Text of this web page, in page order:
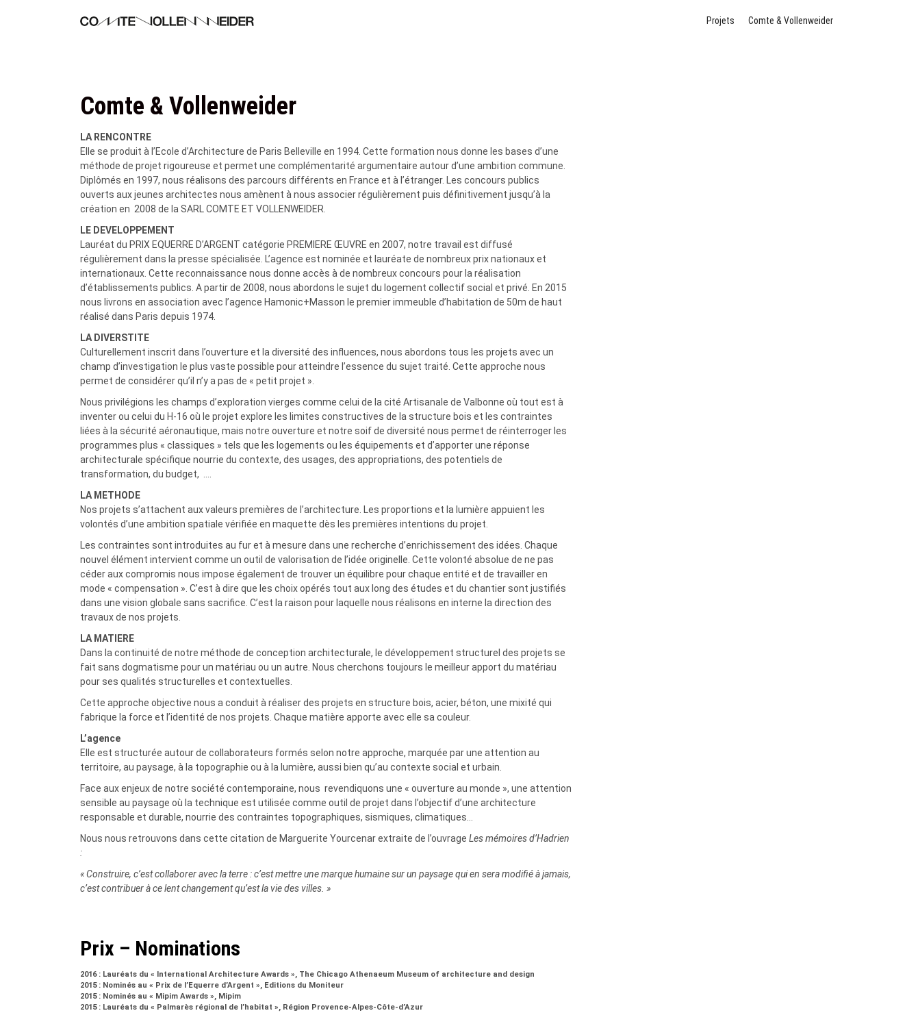
Projets Comte & Vollenweider
Comte & Vollenweider
LA RENCONTRE
Elle se produit à l’Ecole d’Architecture de Paris Belleville en 1994. Cette formation nous donne les bases d’une
méthode de projet rigoureuse et permet une complémentarité argumentaire autour d’une ambition commune.
Diplômés en 1997, nous réalisons des parcours différents en France et à l’étranger. Les concours publics
ouverts aux jeunes architectes nous amènent à nous associer régulièrement puis définitivement jusqu’à la
création en 2008 de la SARL COMTE ET VOLLENWEIDER.
LE DEVELOPPEMENT
Lauréat du PRIX EQUERRE D’ARGENT catégorie PREMIERE ŒUVRE en 2007, notre travail est diffusé
régulièrement dans la presse spécialisée. L’agence est nominée et lauréate de nombreux prix nationaux et
internationaux. Cette reconnaissance nous donne accès à de nombreux concours pour la réalisation
d’établissements publics. A partir de 2008, nous abordons le sujet du logement collectif social et privé. En 2015
nous livrons en association avec l’agence Hamonic+Masson le premier immeuble d’habitation de 50m de haut
réalisé dans Paris depuis 1974.
LA DIVERSTITE
Culturellement inscrit dans l’ouverture et la diversité des influences, nous abordons tous les projets avec un
champ d’investigation le plus vaste possible pour atteindre l’essence du sujet traité. Cette approche nous
permet de considérer qu’il n’y a pas de « petit projet ».
Nous privilégions les champs d’exploration vierges comme celui de la cité Artisanale de Valbonne où tout est à
inventer ou celui du H-16 où le projet explore les limites constructives de la structure bois et les contraintes
liées à la sécurité aéronautique, mais notre ouverture et notre soif de diversité nous permet de réinterroger les
programmes plus « classiques » tels que les logements ou les équipements et d’apporter une réponse
architecturale spécifique nourrie du contexte, des usages, des appropriations, des potentiels de
transformation, du budget,
LA METHODE
Nos projets s’attachent aux valeurs premières de l’architecture. Les proportions et la lumière appuient les
volontés d’une ambition spatiale vérifiée en maquette dès les premières intentions du projet.
Les contraintes sont introduites au fur et à mesure dans une recherche d’enrichissement des idées. Chaque
nouvel élément intervient comme un outil de valorisation de l’idée originelle. Cette volonté absolue de ne pas
céder aux compromis nous impose également de trouver un équilibre pour chaque entité et de travailler en
mode « compensation ». C’est à dire que les choix opérés tout aux long des études et du chantier sont justifiés
dans une vision globale sans sacrifice. C’est la raison pour laquelle nous réalisons en interne la direction des
travaux de nos projets.
LA MATIERE
Dans la continuité de notre méthode de conception architecturale, le développement structurel des projets se
fait sans dogmatisme pour un matériau ou un autre. Nous cherchons toujours le meilleur apport du matériau
pour ses qualités structurelles et contextuelles.
Cette approche objective nous a conduit à réaliser des projets en structure bois, acier, béton, une mixité qui
fabrique la force et l’identité de nos projets. Chaque matière apporte avec elle sa couleur.
L’agence
Elle est structurée autour de collaborateurs formés selon notre approche, marquée par une attention au
territoire, au paysage, à la topographie ou à la lumière, aussi bien qu’au contexte social et urbain.
Face aux enjeux de notre société contemporaine, nous revendiquons une « ouverture au monde », une attention
sensible au paysage où la technique est utilisée comme outil de projet dans l’objectif d’une architecture
responsable et durable, nourrie des contraintes topographiques, sismiques, climatiques…
Nous nous retrouvons dans cette citation de Marguerite Yourcenar extraite de l’ouvrage Les mémoires d’Hadrien
:
« Construire, c’est collaborer avec la terre : c’est mettre une marque humaine sur un paysage qui en sera modifié à jamais,
c’est contribuer à ce lent changement qu’est la vie des villes. »
Prix – Nominations
2016 : Lauréats du « International Architecture Awards », The Chicago Athenaeum Museum of architecture and design
2015 : Nominés au « Prix de l’Equerre d’Argent », Editions du Moniteur
2015 : Nominés au « Mipim Awards », Mipim
2015 : Lauréats du « Palmarès régional de l’habitat », Région Provence-Alpes-Côte-d’Azur